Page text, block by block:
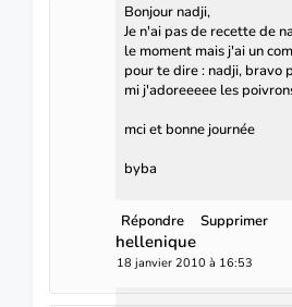
Bonjour nadji,
Je n'ai pas de recette de
le moment mais j'ai un
pour te dire : nadji, bravo
mi j'adoreeeee les
mci et bonne journée
byba
Répondre Supprimer
hellenique
18 janvier 2010 à 16:53